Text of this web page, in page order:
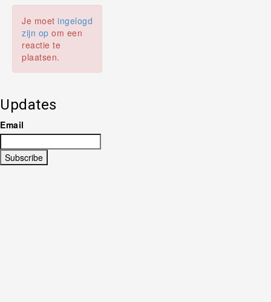
Je moet ingelogd
zijn op om een
reactie te
plaatsen.
Updates
Email